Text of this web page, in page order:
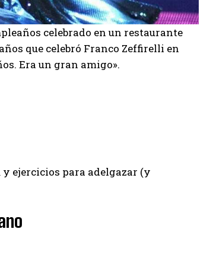
celebrado en un restaurante
que celebró Franco Zeffirelli en
Era un gran amigo».
ejercicios para adelgazar (y